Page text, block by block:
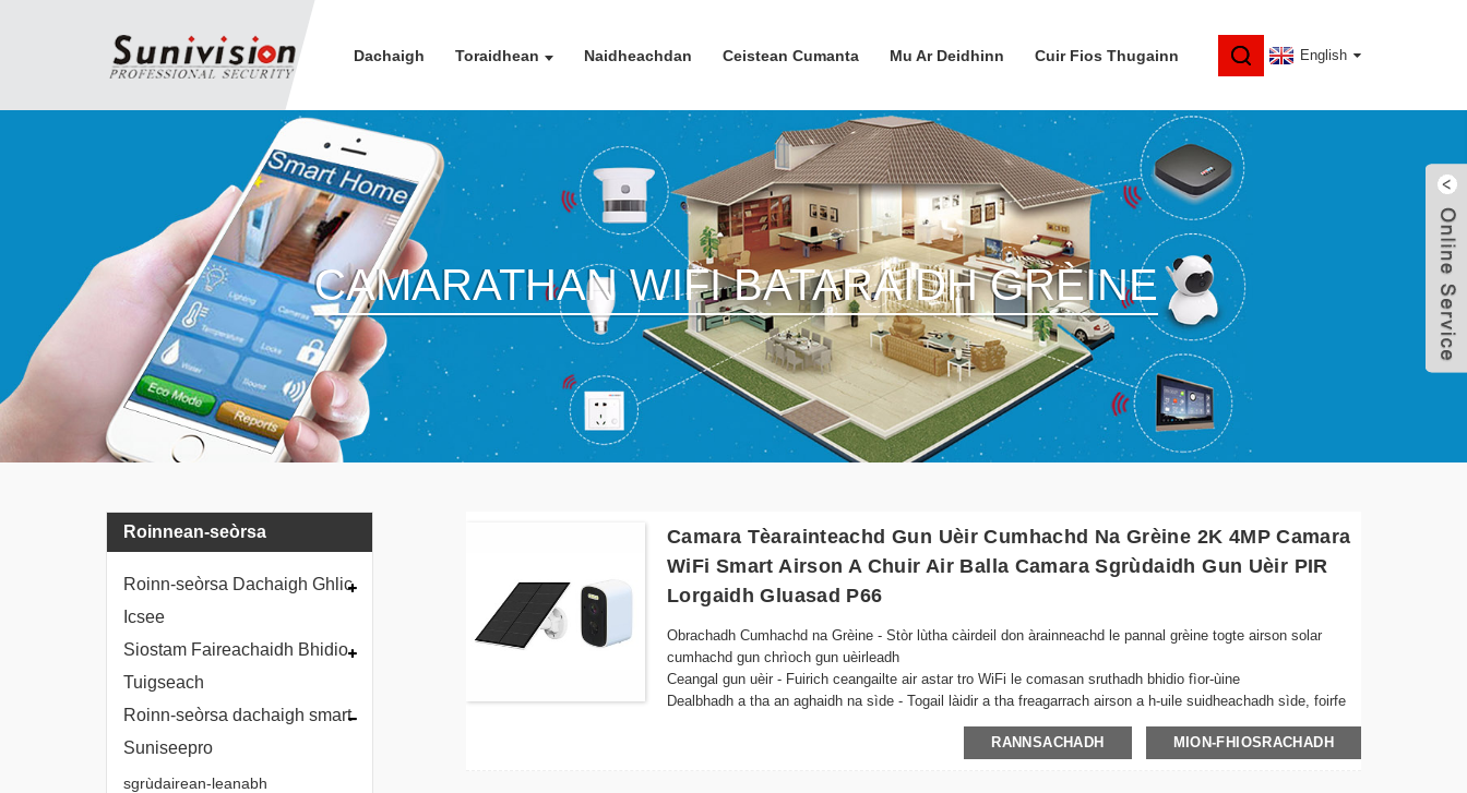
Dachaigh Toraidhean Naidheachdan Ceistean Cumanta Mu Ar Deidhinn Cuir Fios Thugainn English
CAMARATHAN WIFI BATARAIDH GRÈINE
Roinnean-seòrsa
Roinn-seòrsa Dachaigh Ghlic
Icsee
Siostam Faireachaidh Bhidio
Tuigseach
Roinn-seòrsa dachaigh smart
Suniseepro
sgrùdairean-leanabh
Camara Tèarainteachd Gun Uèir Cumhachd Na Grèine 2K 4MP Camara
WiFi Smart Airson A Chuir Air Balla Camara Sgrùdaidh Gun Uèir PIR
Lorgaidh Gluasad P66
Obrachadh Cumhachd na Grèine - Stòr lùtha càirdeil don àrainneachd le pannal grèine togte airson solar
cumhachd gun chrìoch gun uèirleadh
Ceangal gun uèir - Fuirich ceangailte air astar tro WiFi le comasan sruthadh bhidio fìor-ùine
Dealbhadh a tha an aghaidh na sìde - Togail làidir a tha freagarrach airson a h-uile suidheachadh sìde, foirfe
Sealladh na h-Oidhche - Bidh solais LED adhartach a’ dèanamh cinnteach à dealbhan soilleir eadhon ann an
RANNSACHADH MION-FHIOSRACHADH